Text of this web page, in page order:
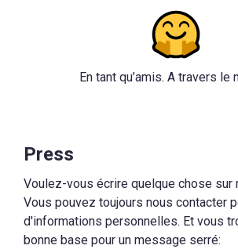
En tant qu’amis. A travers le
Press
Voulez-vous écrire quelque chose sur
Vous pouvez toujours nous contacter
d'informations personnelles. Et vous
bonne base pour un message serré: